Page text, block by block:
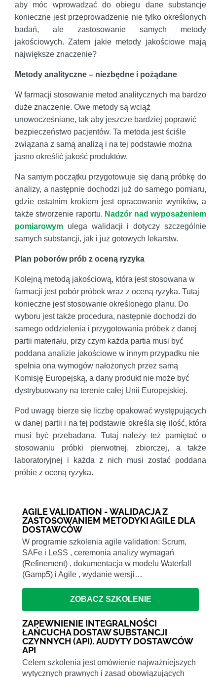
aby móc wprowadzać do obiegu dane substancje
konieczne jest przeprowadzenie nie tylko określonych
badań, ale zastosowanie samych metody
jakościowych. Zatem jakie metody jakościowe mają
największe znaczenie?
Metody analityczne – niezbędne i pożądane
W farmacji stosowanie metod analitycznych ma bardzo
duże znaczenie. Owe metody są wciąż
unowocześniane, tak aby jeszcze bardziej poprawić
bezpieczeństwo pacjentów. Ta metoda jest ściśle
związana z samą analizą i na tej podstawie można
jasno określić jakość produktów.
Na samym początku przygotowuje się daną próbkę do
analizy, a następnie dochodzi już do samego pomiaru,
gdzie ostatnim krokiem jest opracowanie wyników, a
także stworzenie raportu. Nadzór nad wyposażeniem
pomiarowym ulega walidacji i dotyczy szczególnie
samych substancji, jak i już gotowych lekarstw.
Plan poborów prób z oceną ryzyka
Kolejną metodą jakościową, która jest stosowana w
farmacji jest pobór próbek wraz z oceną ryzyka. Tutaj
konieczne jest stosowanie określonego planu. Do
wyboru jest także procedura, następnie dochodzi do
samego oddzielenia i przygotowania próbek z danej
partii materiału, przy czym każda partia musi być
poddana analizie jakościowe w innym przypadku nie
spełnia ona wymogów nałożonych przez samą
Komisję Europejską, a dany produkt nie może być
dystrybuowany na terenie całej Unii Europejskiej.
Pod uwagę bierze się liczbę opakować występujących
w danej partii i na tej podstawie określa się ilość, która
musi być przebadana. Tutaj należy też pamiętać o
stosowaniu próbki pierwotnej, zbiorczej, a także
laboratoryjnej i każda z nich musi zostać poddana
próbie z oceną ryzyka.
AGILE VALIDATION - WALIDACJA Z
ZASTOSOWANIEM METODYKI AGILE DLA
DOSTAWCÓW
W programie szkolenia agile validation: Scrum,
SAFe i LeSS , ceremonia analizy wymagań
(Refinement) , dokumentacja w modelu Waterfall
(Gamp5) i Agile , wydanie wersji…
ZOBACZ SZKOLENIE
ZAPEWNIENIE INTEGRALNOŚCI
ŁAŃCUCHA DOSTAW SUBSTANCJI
CZYNNYCH (API). AUDYTY DOSTAWCÓW
API
Celem szkolenia jest omówienie najważniejszych
wytycznych prawnych i zasad obowiązujących